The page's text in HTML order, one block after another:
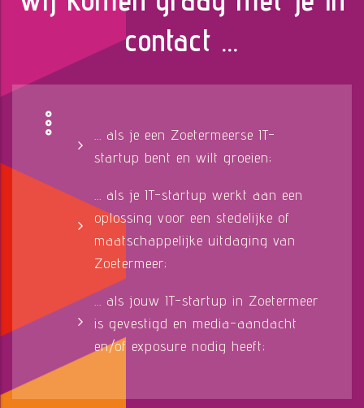
contact ...
... als je een Zoetermeerse IT-
startup bent en wilt groeien;
... als je IT-startup werkt aan een
oplossing voor een stedelijke of
maatschappelijke uitdaging van
Zoetermeer;
... als jouw IT-startup in Zoetermeer
is gevestigd en media-aandacht
en/of exposure nodig heeft;